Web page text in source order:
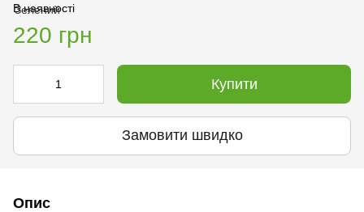
В наявності
220 грн
Купити
Замовити швидко
Опис